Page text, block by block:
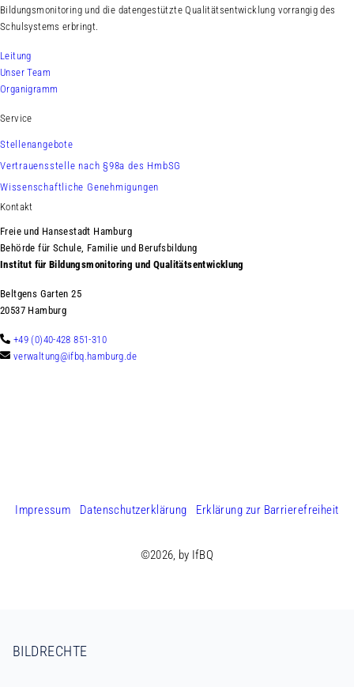
Bildungsmonitoring und die datengestützte Qualitätsentwicklung vorrangig des
Schulsystems erbringt.
Leitung
Unser Team
Organigramm
Service
Stellenangebote
Vertrauensstelle nach §98a des HmbSG
Wissenschaftliche Genehmigungen
Kontakt
Freie und Hansestadt Hamburg
Behörde für Schule, Familie und Berufsbildung
Institut für Bildungsmonitoring und Qualitätsentwicklung
Beltgens Garten 25
20537 Hamburg
+49 (0)40-428 851-310
verwaltung@ifbq.hamburg.de
Impressum Datenschutzerklärung Erklärung zur Barrierefreiheit
©2026, by IfBQ
BILDRECHTE